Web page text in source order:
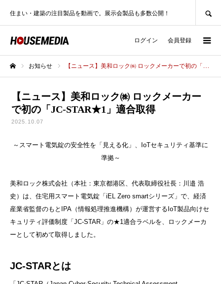
住まい・建築の注目製品を動画で。展示会製品も多数公開！
ログイン 会員登録
お知らせ 【ニュース】美和ロック㈱ ロックメーカーで初の「JC-STAR★1」適合取得
【ニュース】美和ロック㈱ ロックメーカー
で初の「JC-STAR★1」適合取得
2025.10.07
～スマート電気錠の安全性を「見える化」、IoTセキュリティ基準に
準拠～
美和ロック株式会社（本社：東京都港区、代表取締役社長：川邉 浩
史）は、住宅用スマート電気錠「iEL Zero smartシリーズ」で、経済
産業省監督のもとIPA（情報処理推進機構）が運営するIoT製品向けセ
キュリティ評価制度「JC-STAR」の★1適合ラベルを、ロックメーカ
ーとして初めて取得しました。
JC-STARとは